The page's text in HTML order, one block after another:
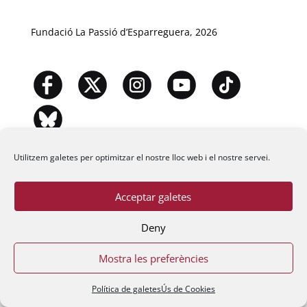
Utilitzem galetes per optimitzar el nostre lloc web i el nostre servei.
Acceptar galetes
Deny
Mostra les preferències
Política de galetesÚs de Cookies
Fundació La Passió d’Esparreguera, 2026